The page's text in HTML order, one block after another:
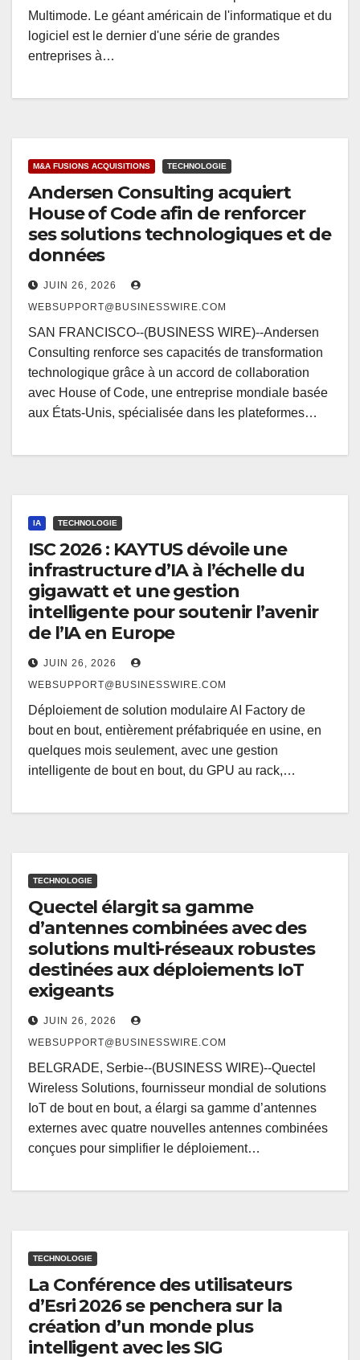
Multimode. Le géant américain de l'informatique et du
logiciel est le dernier d'une série de grandes
entreprises à…
M&A FUSIONS ACQUISITIONS TECHNOLOGIE
Andersen Consulting acquiert
House of Code afin de renforcer
ses solutions technologiques et de
données
JUIN 26, 2026
WEBSUPPORT@BUSINESSWIRE.COM
SAN FRANCISCO--(BUSINESS WIRE)--Andersen
Consulting renforce ses capacités de transformation
technologique grâce à un accord de collaboration
avec House of Code, une entreprise mondiale basée
aux États-Unis, spécialisée dans les plateformes…
IA TECHNOLOGIE
ISC 2026 : KAYTUS dévoile une
infrastructure d’IA à l’échelle du
gigawatt et une gestion
intelligente pour soutenir l’avenir
de l’IA en Europe
JUIN 26, 2026
WEBSUPPORT@BUSINESSWIRE.COM
Déploiement de solution modulaire AI Factory de
bout en bout, entièrement préfabriquée en usine, en
quelques mois seulement, avec une gestion
intelligente de bout en bout, du GPU au rack,…
TECHNOLOGIE
Quectel élargit sa gamme
d’antennes combinées avec des
solutions multi-réseaux robustes
destinées aux déploiements IoT
exigeants
JUIN 26, 2026
WEBSUPPORT@BUSINESSWIRE.COM
BELGRADE, Serbie--(BUSINESS WIRE)--Quectel
Wireless Solutions, fournisseur mondial de solutions
IoT de bout en bout, a élargi sa gamme d’antennes
externes avec quatre nouvelles antennes combinées
conçues pour simplifier le déploiement…
TECHNOLOGIE
La Conférence des utilisateurs
d’Esri 2026 se penchera sur la
création d’un monde plus
intelligent avec les SIG